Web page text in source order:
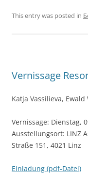
This entry was posted in
Vernissage
Katja Vassilieva, Ewald
Vernissage: Dienstag,
Ausstellungsort: LINZ
Straße 151, 4021 Linz
Einladung (pdf-Datei)